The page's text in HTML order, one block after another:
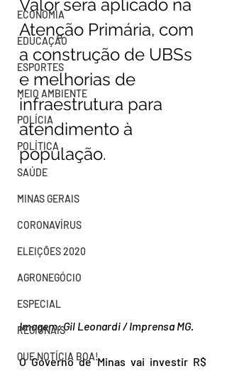
ECONOMIA
EDUCAÇÃO
ESPORTES
MEIO AMBIENTE
POLÍCIA
POLÍTICA
SAÚDE
MINAS GERAIS
CORONAVÍRUS
ELEIÇÕES 2020
AGRONEGÓCIO
ESPECIAL
REGIONAIS
QUE NOTÍCIA BOA!
Valor será aplicado na
Atenção Primária, com
a construção de UBSs
e melhorias de
infraestrutura para
atendimento à
população.
Imagem: Gil Leonardi / Imprensa MG.
O Governo de Minas vai investir R$